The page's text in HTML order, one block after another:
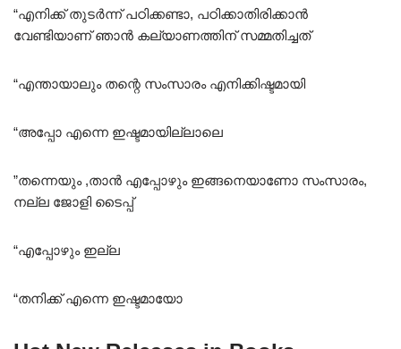
“എനിക്ക് തുടർന്ന് പഠിക്കണ്ടാ, പഠിക്കാതിരിക്കാൻ
വേണ്ടിയാണ് ഞാൻ കല്യാണത്തിന് സമ്മതിച്ചത്
“എന്തായാലും തന്റെ സംസാരം എനിക്കിഷ്ടമായി
“അപ്പോ എന്നെ ഇഷ്ടമായില്ലാലെ
”തന്നെയും ,താൻ എപ്പോഴും ഇങ്ങനെയാണോ സംസാരം,
നല്ല ജോളി ടൈപ്പ്
“എപ്പോഴും ഇല്ല
“തനിക്ക് എന്നെ ഇഷ്ടമായോ